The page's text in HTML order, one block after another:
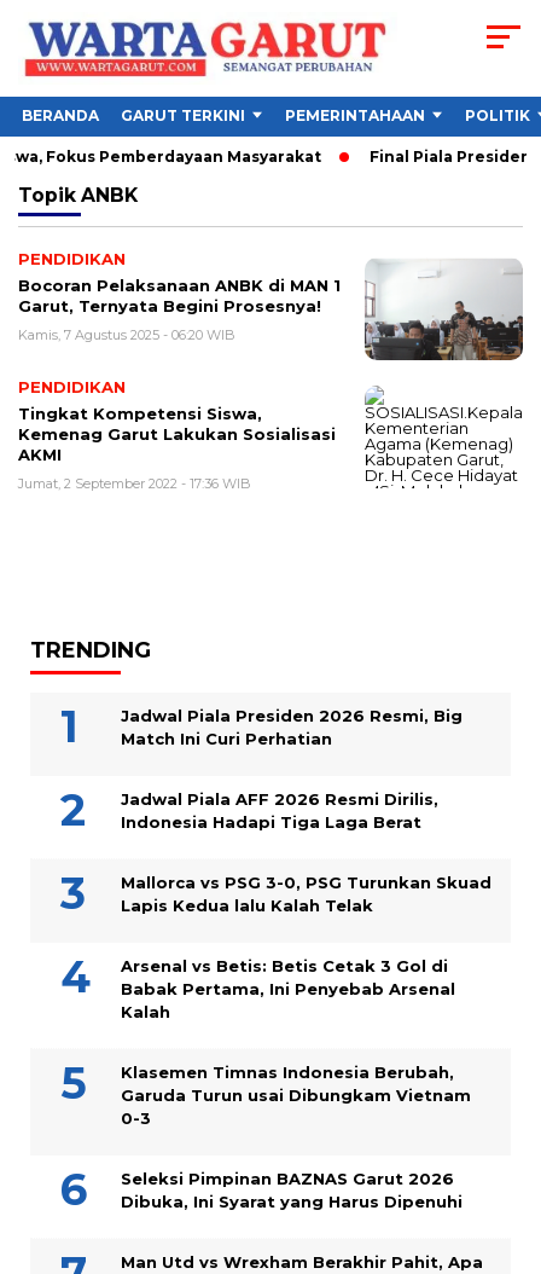
BERANDA GARUT TERKINI PEMERINTAHAAN POLITIK
Fokus Pemberdayaan Masyarakat Final Piala Presiden
Topik ANBK
PENDIDIKAN
Bocoran Pelaksanaan ANBK di MAN 1
Garut, Ternyata Begini Prosesnya!
Kamis, 7 Agustus 2025 - 06:20 WIB
PENDIDIKAN
Tingkat Kompetensi Siswa,
Kemenag Garut Lakukan Sosialisasi
AKMI
Jumat, 2 September 2022 - 17:36 WIB
TRENDING
Jadwal Piala Presiden 2026 Resmi, Big
Match Ini Curi Perhatian
Jadwal Piala AFF 2026 Resmi Dirilis,
Indonesia Hadapi Tiga Laga Berat
Mallorca vs PSG 3-0, PSG Turunkan Skuad
Lapis Kedua lalu Kalah Telak
Arsenal vs Betis: Betis Cetak 3 Gol di
Babak Pertama, Ini Penyebab Arsenal
Kalah
Klasemen Timnas Indonesia Berubah,
Garuda Turun usai Dibungkam Vietnam
0-3
Seleksi Pimpinan BAZNAS Garut 2026
Dibuka, Ini Syarat yang Harus Dipenuhi
Man Utd vs Wrexham Berakhir Pahit, Apa